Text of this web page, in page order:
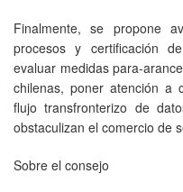
Finalmente, se propone
procesos y certificación
evaluar medidas para-
chilenas, poner atención a
flujo transfronterizo de
obstaculizan el comercio de
Sobre el consejo